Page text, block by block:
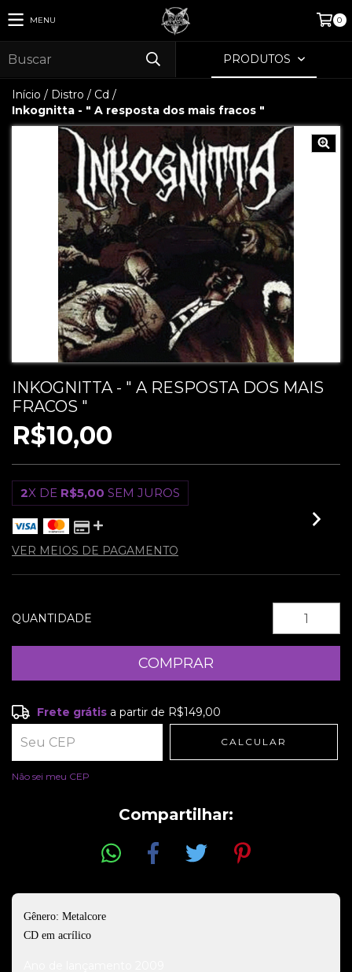
MENU 0
PRODUTOS
Início / Distro / Cd /
Inkognitta - " A resposta dos mais fracos "
INKOGNITTA - " A RESPOSTA DOS MAIS
FRACOS "
R$10,00
2X DE R$5,00 SEM JUROS
VER MEIOS DE PAGAMENTO
QUANTIDADE
Frete grátis R$149,00
Entregas para o CEP:
Frete grátis a partir de R$149,00
CALCULAR
Não sei meu CEP
Compartilhar:
Gênero: Metalcore
CD em acrílico